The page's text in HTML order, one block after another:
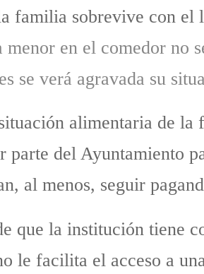
familia sobrevive con el
menor en el comedor no
se verá agravada su
alimentaria de la
parte del Ayuntamiento
al menos, seguir
que la institución tiene
le facilita el acceso a